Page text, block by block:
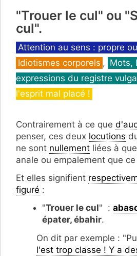
"Trouer le cul" ou
cul".
Catégories
Attention au sens : propre
Idiotismes corporels , Mots,
expressions du registre
l'esprit mal placé !
Contrairement à ce que
penser, ces deux locutions
ne sont nullement liées à
anale ou empalement que
Et elles signifient
figuré :
"Trouer le cul" :
épater, ébahir.
On dit par exemple :
l'est trop classe ! Y a